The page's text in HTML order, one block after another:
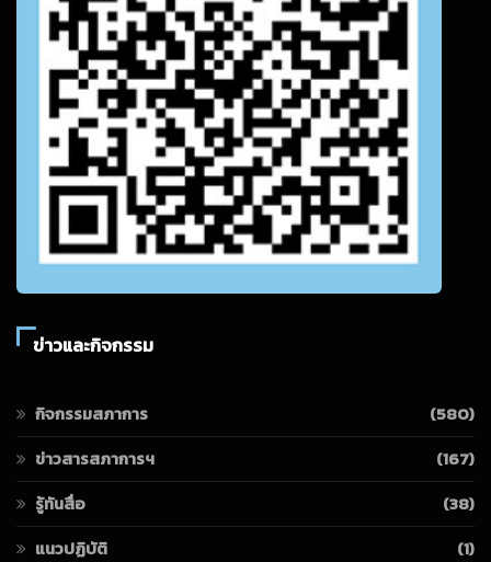
ข่าวและกิจกรรม
กิจกรรมสภาการ
(580)
ข่าวสารสภาการฯ
(167)
รู้ทันสื่อ
(38)
แนวปฏิบัติ
(1)